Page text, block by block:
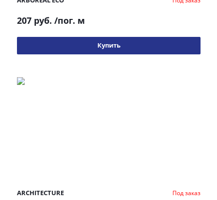
207 руб. /пог. м
Купить
ARCHITECTURE Под заказ